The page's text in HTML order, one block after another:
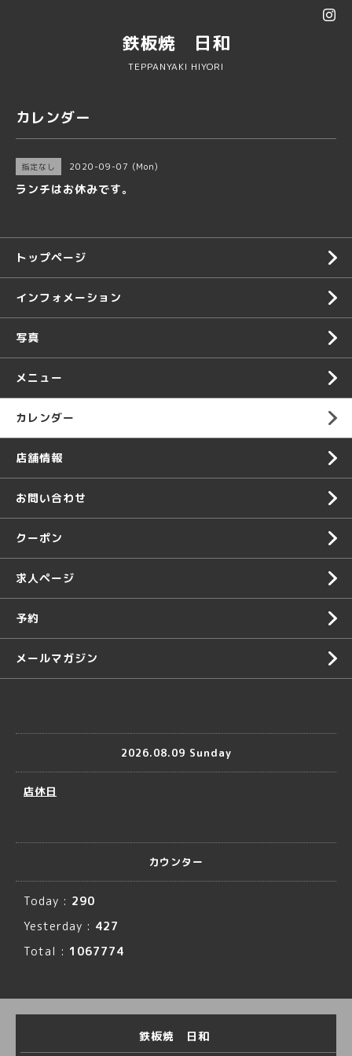
鉄板焼 日和
TEPPANYAKI HIYORI
カレンダー
指定なし 2020-09-07 (Mon)
ランチはお休みです。
トップページ
インフォメーション
写真
メニュー
カレンダー
店舗情報
お問い合わせ
クーポン
求人ページ
予約
メールマガジン
2026.08.09 Sunday
店休日
カウンター
Today : 290
Yesterday : 427
Total : 1067774
鉄板焼 日和